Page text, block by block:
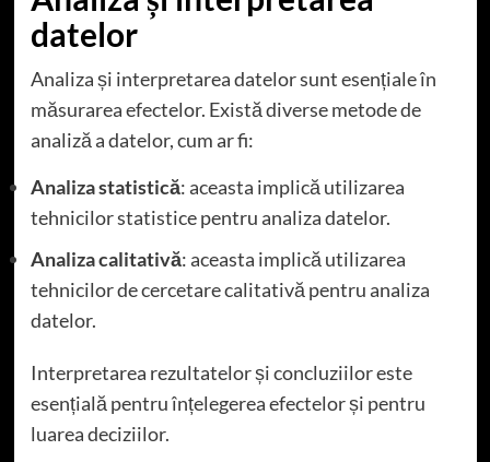
datelor
Analiza și interpretarea datelor sunt esențiale în
măsurarea efectelor. Există diverse metode de
analiză a datelor, cum ar fi:
Analiza statistică: aceasta implică utilizarea
tehnicilor statistice pentru analiza datelor.
Analiza calitativă: aceasta implică utilizarea
tehnicilor de cercetare calitativă pentru analiza
datelor.
Interpretarea rezultatelor și concluziilor este
esențială pentru înțelegerea efectelor și pentru
luarea deciziilor.